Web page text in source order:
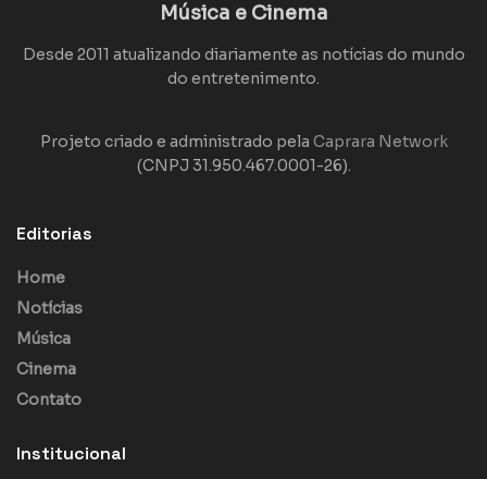
Música e Cinema
Desde 2011 atualizando diariamente as notícias do mundo
do entretenimento.
Projeto criado e administrado pela Caprara Network
(CNPJ 31.950.467.0001-26).
Editorias
Home
Notícias
Música
Cinema
Contato
Institucional